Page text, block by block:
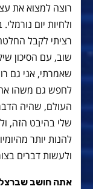
רוצה למצוא את
ולחיות יום
רציתי לקבל
שוב, עם הסיכון
שאמרתי, אני גם
לחפש גם משהו
העולם, שהיה
שלי בהיבט הזה,
להנות יותר
ולעשות דברים
אתה חושב